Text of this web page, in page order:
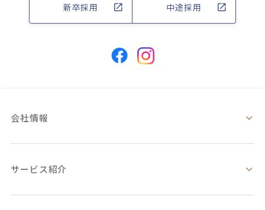
新卒採用 中途採用
会社情報
サービス紹介